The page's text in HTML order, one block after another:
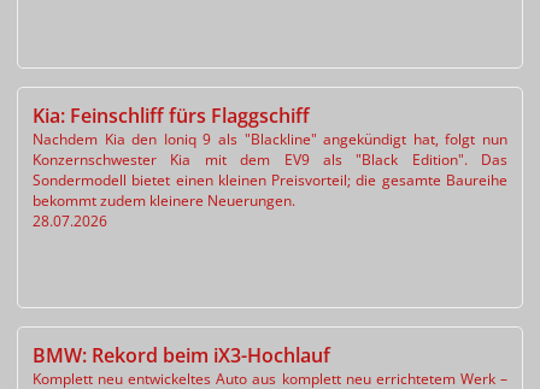
Kia: Feinschliff fürs Flaggschiff
Nachdem Kia den Ioniq 9 als "Blackline" angekündigt hat, folgt nun
Konzernschwester Kia mit dem EV9 als "Black Edition". Das
Sondermodell bietet einen kleinen Preisvorteil; die gesamte Baureihe
bekommt zudem kleinere Neuerungen.
28.07.2026
BMW: Rekord beim iX3-Hochlauf
Komplett neu entwickeltes Auto aus komplett neu errichtetem Werk –